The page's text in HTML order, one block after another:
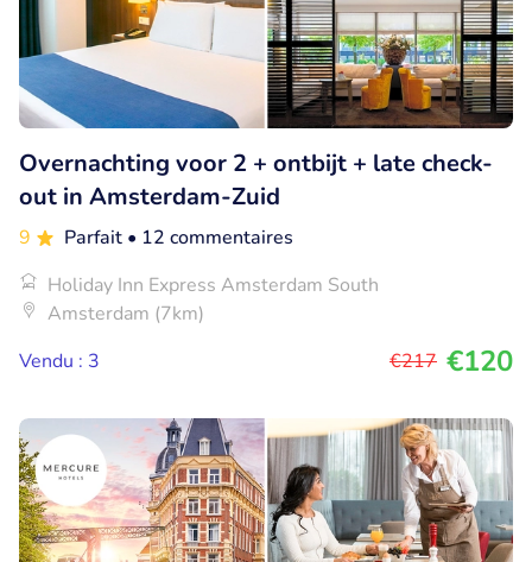
Overnachting voor 2 + ontbijt + late check-
out in Amsterdam-Zuid
9 Parfait • 12 commentaires
Holiday Inn Express Amsterdam South
Amsterdam (7km)
Vendu : 3
€217 €120